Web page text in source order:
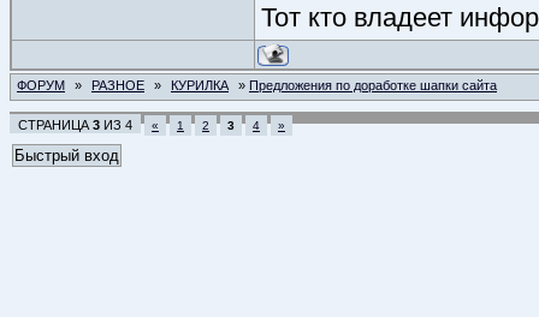
Тот кто владеет
ФОРУМ » РАЗНОЕ » КУРИЛКА » Предложения по доработке шапки сайта
СТРАНИЦА 3 ИЗ 4 « 1 2 3 4 »